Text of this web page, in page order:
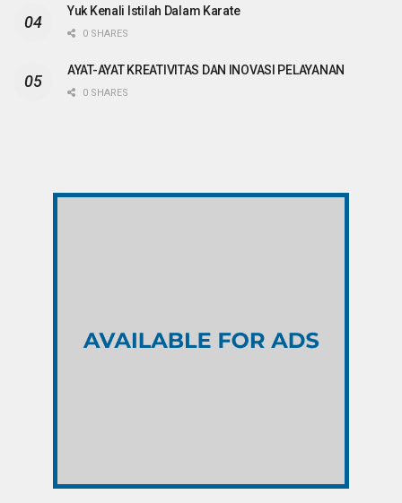
Yuk Kenali Istilah Dalam Karate
0 SHARES
AYAT-AYAT KREATIVITAS DAN INOVASI PELAYANAN
0 SHARES